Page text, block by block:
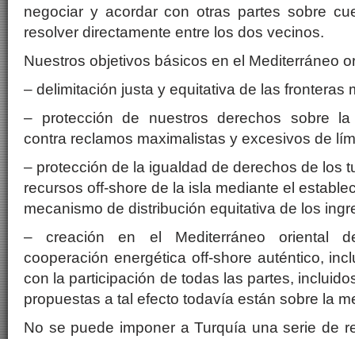
negociar y acordar con otras partes sobre
resolver directamente entre los dos vecinos.
Nuestros objetivos básicos en el Mediterráneo
– delimitación justa y equitativa de las fronteras
– protección de nuestros derechos sobre la
contra reclamos maximalistas y excesivos de
– protección de la igualdad de derechos de los
recursos off-shore de la isla mediante el
mecanismo de distribución equitativa de los
– creación en el Mediterráneo oriental
cooperación energética off-shore auténtico,
con la participación de todas las partes,
propuestas a tal efecto todavía están sobre la
No se puede imponer a Turquía una serie de